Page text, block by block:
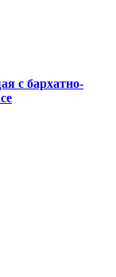
с бархатно-